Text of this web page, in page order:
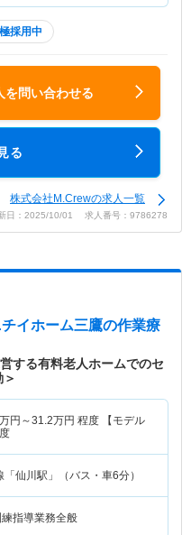
採用中
を問い合わせる
る
株式会社M.Crewの求人一覧
日：2025/10/01 求人番号：9786278
イホーム三鷹の作業療
する有料老人ホームでのセ
万円～31.2万円 程度 【モデル
「仙川駅」（バス・車6分）
練指導業務全般